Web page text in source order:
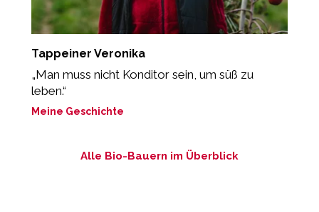
Tappeiner Veronika
„Man muss nicht Konditor sein, um süß zu
leben.“
Meine Geschichte
Alle Bio-Bauern im Überblick